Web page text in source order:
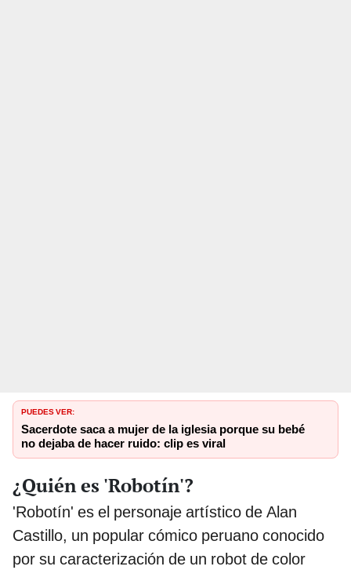
PUEDES VER:
Sacerdote saca a mujer de la iglesia porque su bebé
no dejaba de hacer ruido: clip es viral
¿Quién es 'Robotín'?
'Robotín' es el personaje artístico de Alan
Castillo, un popular cómico peruano conocido
por su caracterización de un robot de color